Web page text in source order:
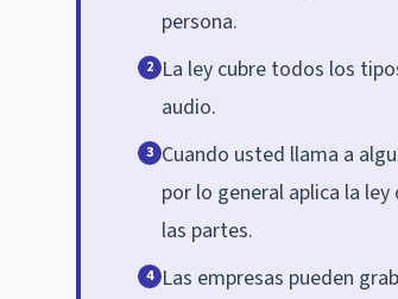
persona.
2 La ley cubre todos los
audio.
3 Cuando usted llama a
por lo general aplica la
las partes.
4 Las empresas pueden